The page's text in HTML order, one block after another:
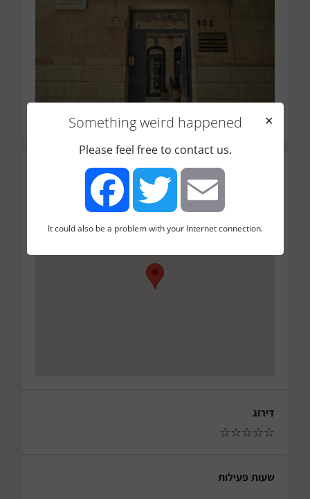
מורדי הגטאות 102, Be'er Sheva, Israel
דירוג
☆
☆
☆
☆
☆
שעות פעילות
Something weird happened
✕
Please feel free to contact us.
FacebookTwitter Email
It could also be a problem with your Internet connection.